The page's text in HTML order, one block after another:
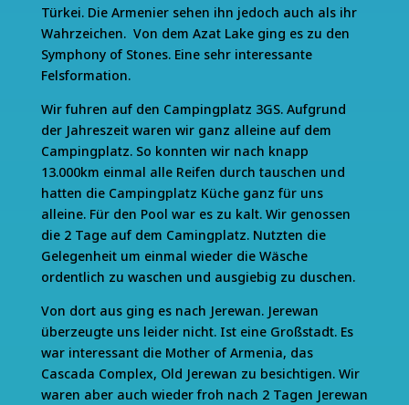
Türkei. Die Armenier sehen ihn jedoch auch als ihr
Wahrzeichen. Von dem Azat Lake ging es zu den
Symphony of Stones. Eine sehr interessante
Felsformation.
Wir fuhren auf den Campingplatz 3GS. Aufgrund
der Jahreszeit waren wir ganz alleine auf dem
Campingplatz. So konnten wir nach knapp
13.000km einmal alle Reifen durch tauschen und
hatten die Campingplatz Küche ganz für uns
alleine. Für den Pool war es zu kalt. Wir genossen
die 2 Tage auf dem Camingplatz. Nutzten die
Gelegenheit um einmal wieder die Wäsche
ordentlich zu waschen und ausgiebig zu duschen.
Von dort aus ging es nach Jerewan. Jerewan
überzeugte uns leider nicht. Ist eine Großstadt. Es
war interessant die Mother of Armenia, das
Cascada Complex, Old Jerewan zu besichtigen. Wir
waren aber auch wieder froh nach 2 Tagen Jerewan